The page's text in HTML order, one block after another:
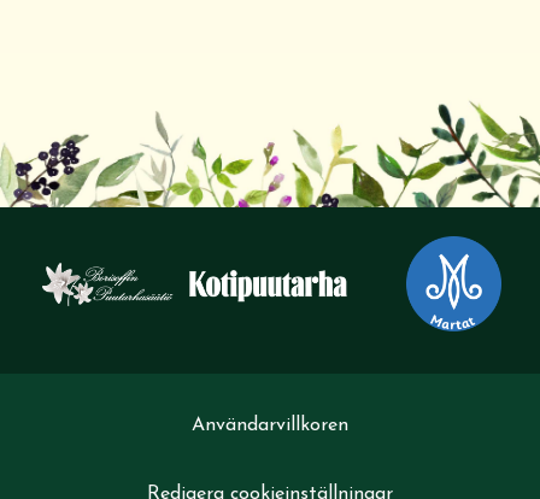
Användarvillkoren
Redigera cookieinställningar